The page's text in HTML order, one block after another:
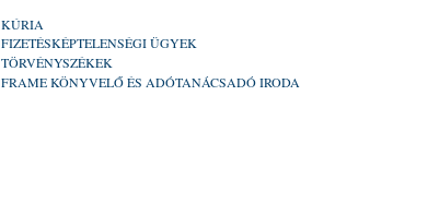
KÚRIA
FIZETÉSKÉPTELENSÉGI ÜGYEK
TÖRVÉNYSZÉKEK
FRAME KÖNYVELŐ ÉS ADÓTANÁCSADÓ IRODA